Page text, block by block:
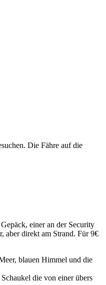
Die Fähre auf die
einer an der Security
aber direkt am Strand. Für 9€
blauen Himmel und die
die von einer übers